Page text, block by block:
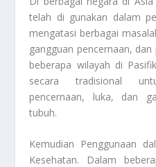
telah di gunakan dalam
mengatasi berbagai
gangguan pencernaan,
beberapa wilayah di
secara tradisional
pencernaan, luka, dan
tubuh.
Kemudian Penggunaan
Kesehatan. Dalam